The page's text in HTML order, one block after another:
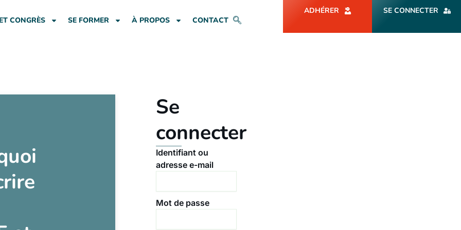
CONGRÈS SE FORMER À PROPOS CONTACT
ADHÉRER SE CONNECTER
Se
connecter
Identifiant ou
adresse e-mail
Mot de passe